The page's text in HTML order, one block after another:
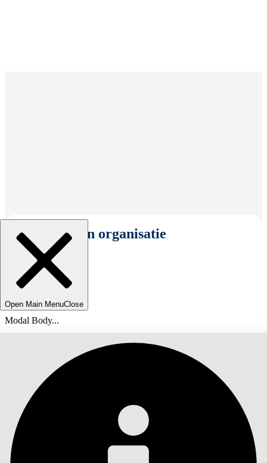
Selecteer een organisatie
Open Main MenuClose
Modal Body...
INHOUDSOPGAVE